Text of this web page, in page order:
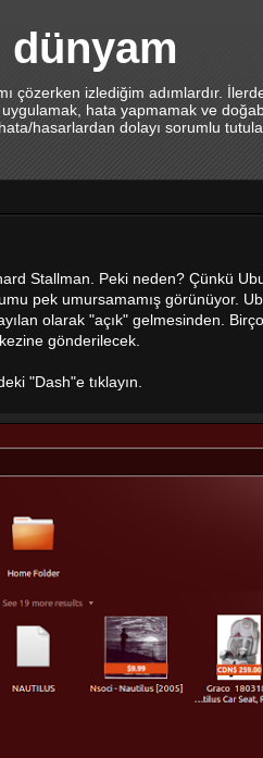
çözerken izlediğim adımlardır.
hata yapmamak ve
hasarlardan dolayı sorumlu
Stallman. Peki neden? Çünkü
pek umursamamış görünüyor.
olarak "açık" gelmesinden.
gönderilecek.
"Dash"e tıklayın.